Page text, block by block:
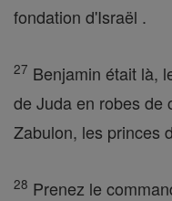
fondation d'Israël .
27 Benjamin était là,
de Juda en robes de
Zabulon, les princes
28 Prenez le